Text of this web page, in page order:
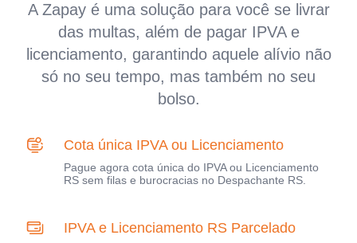
A Zapay é uma solução para você se livrar
das multas, além de pagar IPVA e
licenciamento, garantindo aquele alívio não
só no seu tempo, mas também no seu
bolso.
Cota única IPVA ou Licenciamento
Pague agora cota única do IPVA ou Licenciamento
RS sem filas e burocracias no Despachante RS.
IPVA e Licenciamento RS Parcelado